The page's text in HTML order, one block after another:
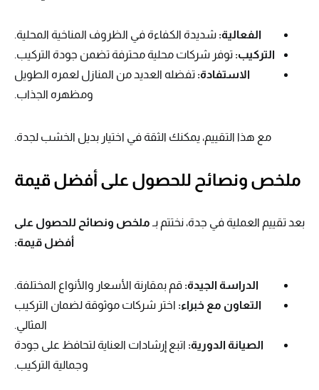
الفعالية: شديدة الكفاءة في الظروف المناخية المحلية.
التركيب: توفر شركات محلية محترفة تضمن جودة التركيب.
الاستفادة: تفضله العديد من المنازل لعمره الطويل
ومظهره الجذاب.
مع هذا التقييم، يمكنك الثقة في اختيار بديل الخشب لجدة.
ملخص ونصائح للحصول على أفضل قيمة
بعد تقييم العملية في جدة، نختتم بـ ملخص ونصائح للحصول على
أفضل قيمة:
الدراسة الجيدة: قم بمقارنة الأسعار والأنواع المختلفة.
التعاون مع خبراء: اختر شركات موثوقة لضمان التركيب
المثالي.
الصيانة الدورية: اتبع إرشادات العناية لتحافظ على جودة
وجمالية التركيب.